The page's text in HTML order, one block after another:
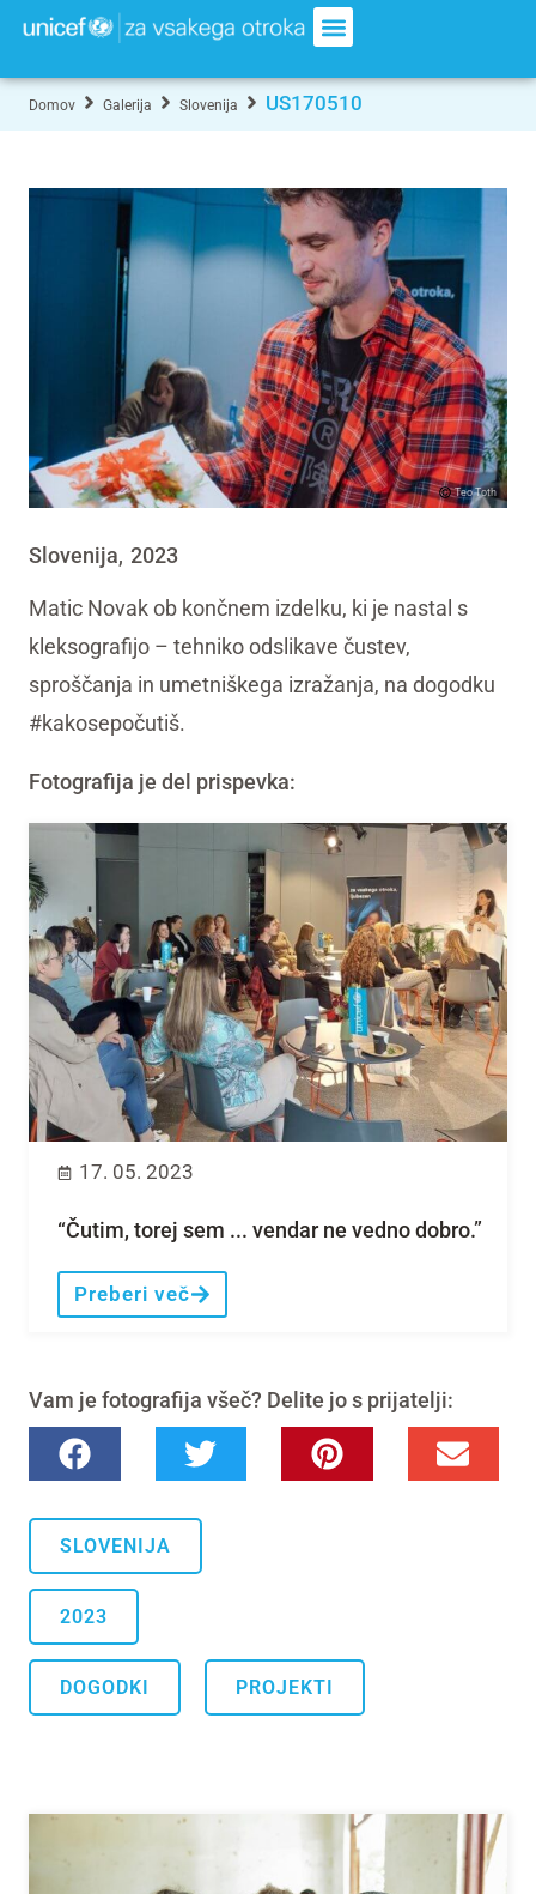
Domov Galerija Slovenija US170510
Teo Toth
Slovenija, 2023
Matic Novak ob končnem izdelku, ki je nastal s
kleksografijo – tehniko odslikave čustev,
sproščanja in umetniškega izražanja, na dogodku
#kakosepočutiš.
Fotografija je del prispevka:
17. 05. 2023
“Čutim, torej sem ... vendar ne vedno dobro.”
Preberi več
Vam je fotografija všeč? Delite jo s prijatelji:
SLOVENIJA
2023
DOGODKI PROJEKTI